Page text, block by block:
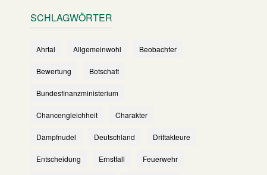
SCHLAGWÖRTER
Ahrtal Allgemeinwohl Beobachter
Bewertung Botschaft
Bundesfinanzministerium
Chancengleichheit Charakter
Dampfnudel Deutschland Drittakteure
Entscheidung Ernstfall Feuerwehr